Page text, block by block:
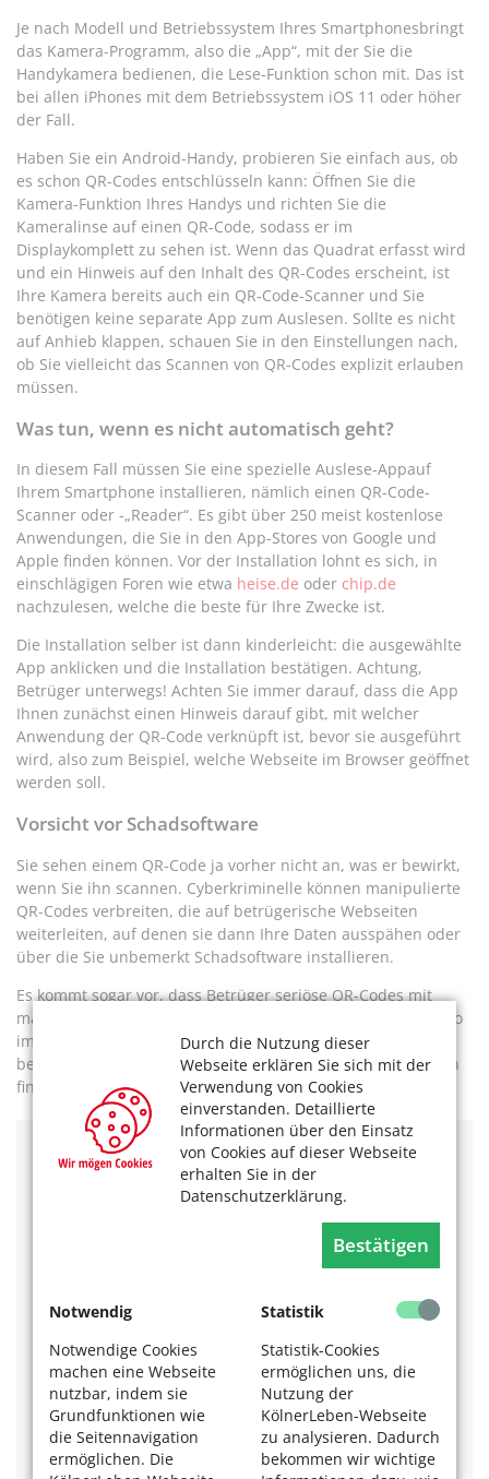
Durch die Nutzung dieser
Webseite erklären Sie sich mit der
Verwendung von Cookies
einverstanden. Detaillierte
Informationen über den Einsatz
von Cookies auf dieser Webseite
erhalten Sie in der
Datenschutzerklärung.
Bestätigen
Notwendig
Notwendige Cookies
machen eine Webseite
nutzbar, indem sie
Grundfunktionen wie
die Seitennavigation
ermöglichen. Die
Statistik
Statistik-Cookies
ermöglichen uns, die
Nutzung der
KölnerLeben-Webseite
zu analysieren. Dadurch
bekommen wir wichtige
Je nach Modell und Betriebssystem Ihres Smartphonesbringt
das Kamera-Programm, also die „App“, mit der Sie die
Handykamera bedienen, die Lese-Funktion schon mit. Das ist
bei allen iPhones mit dem Betriebssystem iOS 11 oder höher
der Fall.
Haben Sie ein Android-Handy, probieren Sie einfach aus, ob
es schon QR-Codes entschlüsseln kann: Öffnen Sie die
Kamera-Funktion Ihres Handys und richten Sie die
Kameralinse auf einen QR-Code, sodass er im
Displaykomplett zu sehen ist. Wenn das Quadrat erfasst wird
und ein Hinweis auf den Inhalt des QR-Codes erscheint, ist
Ihre Kamera bereits auch ein QR-Code-Scanner und Sie
benötigen keine separate App zum Auslesen. Sollte es nicht
auf Anhieb klappen, schauen Sie in den Einstellungen nach,
ob Sie vielleicht das Scannen von QR-Codes explizit erlauben
müssen.
Was tun, wenn es nicht automatisch geht?
In diesem Fall müssen Sie eine spezielle Auslese-Appauf
Ihrem Smartphone installieren, nämlich einen QR-Code-
Scanner oder -„Reader“. Es gibt über 250 meist kostenlose
Anwendungen, die Sie in den App-Stores von Google und
Apple finden können. Vor der Installation lohnt es sich, in
einschlägigen Foren wie etwa heise.de oder chip.de
nachzulesen, welche die beste für Ihre Zwecke ist.
Die Installation selber ist dann kinderleicht: die ausgewählte
App anklicken und die Installation bestätigen. Achtung,
Betrüger unterwegs! Achten Sie immer darauf, dass die App
Ihnen zunächst einen Hinweis darauf gibt, mit welcher
Anwendung der QR-Code verknüpft ist, bevor sie ausgeführt
wird, also zum Beispiel, welche Webseite im Browser geöffnet
werden soll.
Vorsicht vor Schadsoftware
Sie sehen einem QR-Code ja vorher nicht an, was er bewirkt,
wenn Sie ihn scannen. Cyberkriminelle können manipulierte
QR-Codes verbreiten, die auf betrügerische Webseiten
weiterleiten, auf denen sie dann Ihre Daten ausspähen oder
über die Sie unbemerkt Schadsoftware installieren.
Es kommt sogar vor, dass Betrüger seriöse QR-Codes mit
manipulierten überkleben. Schauen Sie sich einen Code also
immer genau an, bevor Sie ihn scannen, und öffnen Sie am
besten erst gar keine QR-Codes, die Sie in dubiosen Quellen
finden.
Informationen zum QR-Code-Scan
Die drei großen Quadrate in den Ecken links und rechts
oben sowie links unten sind Orientierungspunkte für
denScanner, sie zeigen die Ausrichtung des Quadrats
finden
Sie eine Vielzahl von QR-Code-Scannern oder -Readern,
Die kostenlosen Versionen reichen für den normalen
Gebrauch aus und sind meistens einfach zu bedienen.
Viele enthalten allerdings Werbung. Wie der QR-Code-
Scanner vonTinyLabzum Beispiel, den die Autorin des
Beitrags nutzt. Die Werbung ist hier allerdings sehr